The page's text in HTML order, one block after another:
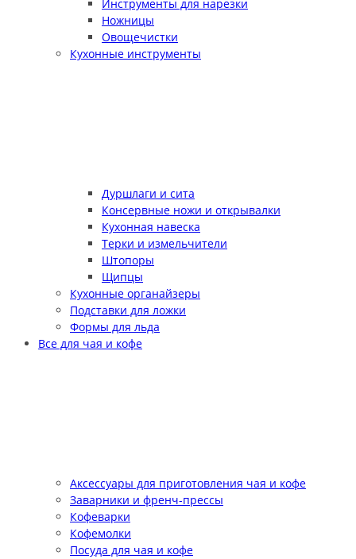
Инструменты для нарезки
Ножницы
Овощечистки
Кухонные инструменты
Дуршлаги и сита
Консервные ножи и открывалки
Кухонная навеска
Терки и измельчители
Штопоры
Щипцы
Кухонные органайзеры
Подставки для ложки
Формы для льда
Все для чая и кофе
Аксессуары для приготовления чая и кофе
Заварники и френч-прессы
Кофеварки
Кофемолки
Посуда для чая и кофе